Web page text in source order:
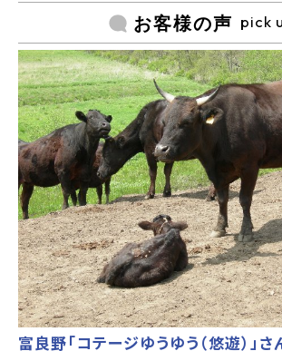
お客様の声 pick
富良野「コテージゆうゆう（悠遊）」